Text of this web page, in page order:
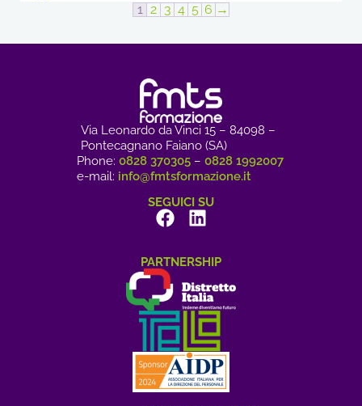
1 2 3 4 5 6 →
Via Leonardo da Vinci 15 – 84098 –
Pontecagnano Faiano (SA)
Phone: 0828 370305 – 0828 1992007
e-mail: info@fmtsformazione.it
SEGUICI SU
PARTNERSHIP